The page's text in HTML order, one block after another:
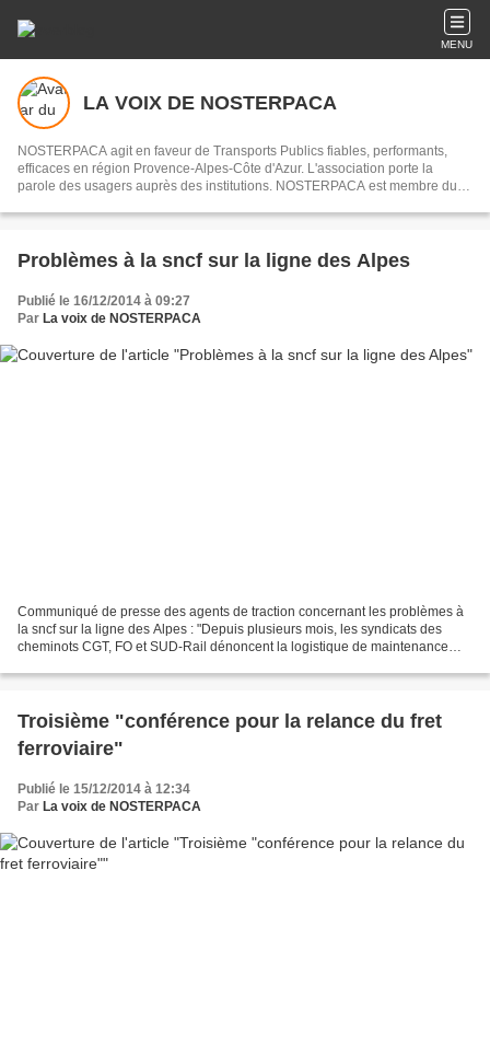
MENU
LA VOIX DE NOSTERPACA
NOSTERPACA agit en faveur de Transports Publics fiables, performants,
efficaces en région Provence-Alpes-Côte d'Azur. L'association porte la
parole des usagers auprès des institutions. NOSTERPACA est membre du
Problèmes à la sncf sur la ligne des Alpes
Publié le 16/12/2014 à 09:27
Par La voix de NOSTERPACA
Communiqué de presse des agents de traction concernant les problèmes à
la sncf sur la ligne des Alpes : "Depuis plusieurs mois, les syndicats des
cheminots CGT, FO et SUD-Rail dénoncent la logistique de maintenance
Troisième "conférence pour la relance du fret
ferroviaire"
Publié le 15/12/2014 à 12:34
Par La voix de NOSTERPACA